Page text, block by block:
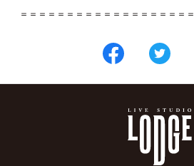
＝＝＝＝＝＝＝＝＝＝＝＝＝＝＝＝＝＝